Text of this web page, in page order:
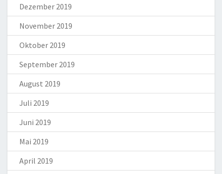
Dezember 2019
November 2019
Oktober 2019
September 2019
August 2019
Juli 2019
Juni 2019
Mai 2019
April 2019